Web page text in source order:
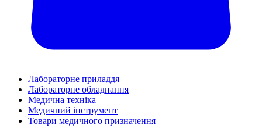
Лабораторне приладдя
Лабораторне обладнання
Медична техніка
Медичний інструмент
Товари медичного призначення